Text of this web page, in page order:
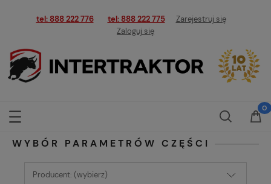
tel: 888 222 776 tel: 888 222 775
Zarejestruj się
Zaloguj się
WYBÓR PARAMETRÓW CZĘŚCI
Producent: (wybierz)